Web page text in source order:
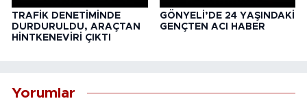
TRAFİK DENETİMİNDE
DURDURULDU, ARAÇTAN
HİNTKENEVİRİ ÇIKTI
GÖNYELİ’DE 24 YAŞINDAKİ
GENÇTEN ACI HABER
Yorumlar